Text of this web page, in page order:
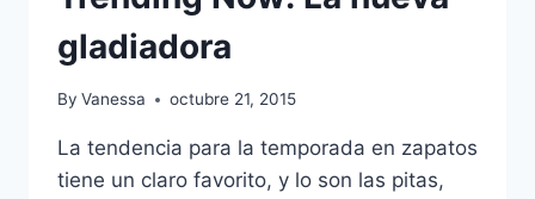
gladiadora
By Vanessa octubre 21, 2015
La tendencia para la temporada en zapatos
tiene un claro favorito, y lo son las pitas,